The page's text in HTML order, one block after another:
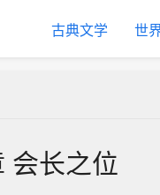
古典文学 世
会长之位